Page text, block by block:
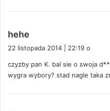
hehe
z
e
22 listopada 2014 | 22:19 o
czyzby pan K. bal sie o swoja
wygra wybory? stad nagle taka